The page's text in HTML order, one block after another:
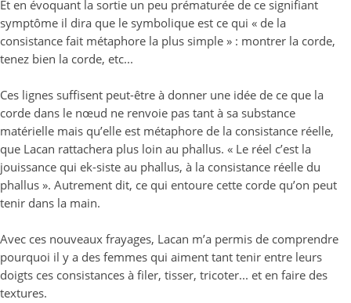
Et en évoquant la sortie un peu prématurée de ce signifiant
symptôme il dira que le symbolique est ce qui « de la
consistance fait métaphore la plus simple » : montrer la corde,
tenez bien la corde, etc...
Ces lignes suffisent peut-être à donner une idée de ce que la
corde dans le nœud ne renvoie pas tant à sa substance
matérielle mais qu’elle est métaphore de la consistance réelle,
que Lacan rattachera plus loin au phallus. « Le réel c’est la
jouissance qui ek-siste au phallus, à la consistance réelle du
phallus ». Autrement dit, ce qui entoure cette corde qu’on peut
tenir dans la main.
Avec ces nouveaux frayages, Lacan m’a permis de comprendre
pourquoi il y a des femmes qui aiment tant tenir entre leurs
doigts ces consistances à filer, tisser, tricoter... et en faire des
textures.